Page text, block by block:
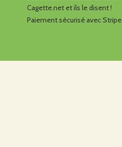
Cagette.net et ils le disent !
Paiement sécurisé avec Stripe